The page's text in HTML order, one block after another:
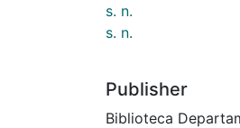
s. n.
s. n.
Publisher
Biblioteca